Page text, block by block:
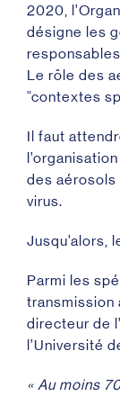
2020,
désigne les
Le rôle des
“contextes
Il faut
des aérosols
virus.
Jusqu’alors,
Parmi les
transmission
directeur de
l’Université
« Au moins